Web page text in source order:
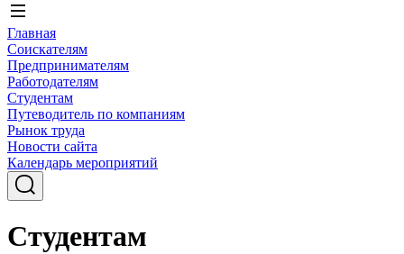
Главная
Соискателям
Предпринимателям
Работодателям
Студентам
Путеводитель по компаниям
Рынок труда
Новости сайта
Календарь мероприятий
Студентам